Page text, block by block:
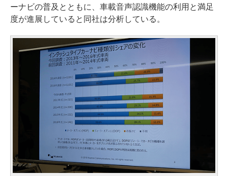
ーナビの普及とともに、車載音声認識機能の利用と満足
度が進展していると同社は分析している。